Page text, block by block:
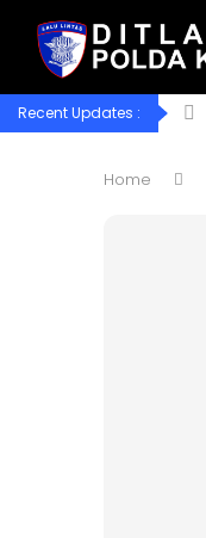
Recent Updates :
Home